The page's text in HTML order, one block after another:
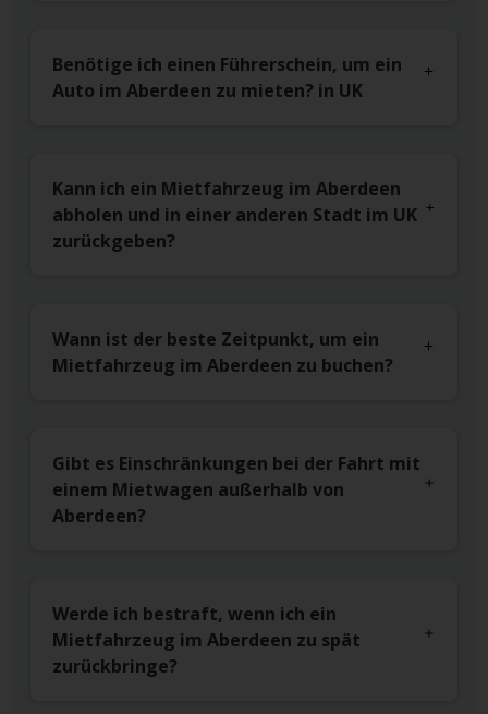
Benötige ich einen Führerschein, um ein
Auto im Aberdeen zu mieten? in UK
Kann ich ein Mietfahrzeug im Aberdeen
abholen und in einer anderen Stadt im UK
zurückgeben?
Wann ist der beste Zeitpunkt, um ein
Mietfahrzeug im Aberdeen zu buchen?
Gibt es Einschränkungen bei der Fahrt mit
einem Mietwagen außerhalb von
Aberdeen?
Werde ich bestraft, wenn ich ein
Mietfahrzeug im Aberdeen zu spät
zurückbringe?